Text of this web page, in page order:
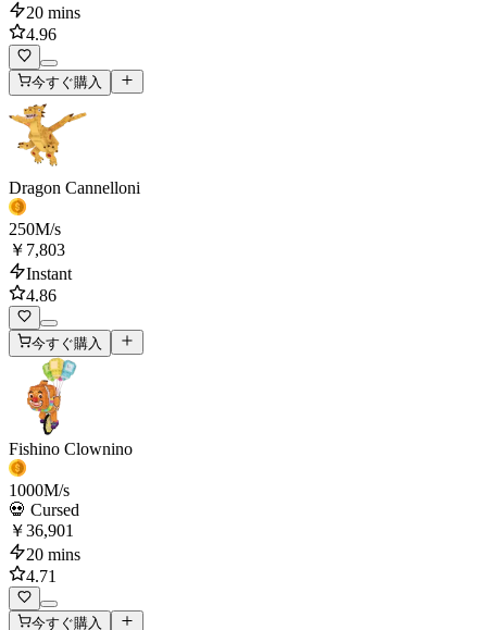
20 mins
4.96
今すぐ購入
Dragon Cannelloni
250M/s
￥7,803
Instant
4.86
今すぐ購入
Fishino Clownino
1000M/s
💀 Cursed
￥36,901
20 mins
4.71
今すぐ購入